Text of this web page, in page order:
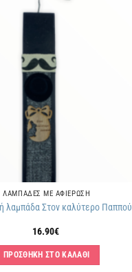
ΛΑΜΠΑΔΕΣ ΜΕ ΑΦΙΕΡΩΣΗ
λαμπάδα Στον καλύτερο Παππού
16.90€
ΠΡΟΣΘΗΚΗ ΣΤΟ ΚΑΛΑΘΙ